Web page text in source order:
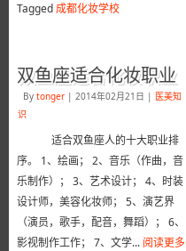
Tagged成都化妆学校
双鱼座适合化妆职业
By tonger | 2014年02月21日 | 医美知
识
适合双鱼座人的十大职业排
序。 1、绘画； 2、音乐（作曲，音
乐制作）； 3、艺术设计； 4、时装
设计师，美容化妆师； 5、演艺界
（演员，歌手，配音，舞蹈）； 6、
影视制作工作； 7、文学... 阅读更多